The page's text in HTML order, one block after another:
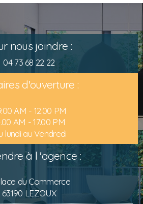
nous joindre :
04 73 68 22 22
d'ouverture :
AM - 12.00 PM
AM - 17.00 PM
lundi au Vendredi
à l 'agence :
du Commerce
63190 LEZOUX